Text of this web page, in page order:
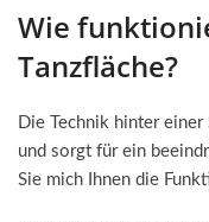
Wie
Tanzfläche?
Die Technik hinter
und sorgt für ein
Sie mich Ihnen die